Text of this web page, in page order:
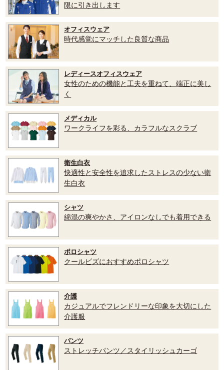
限に引き出します
オフィスウェア
時代感覚にマッチした良質な商品
レディースオフィスウェア
女性のための機能と工夫を重ねて、端正に美し
く
メディカル
ワークライフを彩る、カラフルなスクラブ
衛生白衣
快適性と安全性を追求したストレスの少ない衛
生白衣
シャツ
綿混の爽やかさ、アイロンなしでも着用できる
ポロシャツ
クールビズにおすすめポロシャツ
介護
カジュアルでフレンドリーな印象を大切にした
介護服
パンツ
ストレッチパンツ／スタイリッシュカーゴ